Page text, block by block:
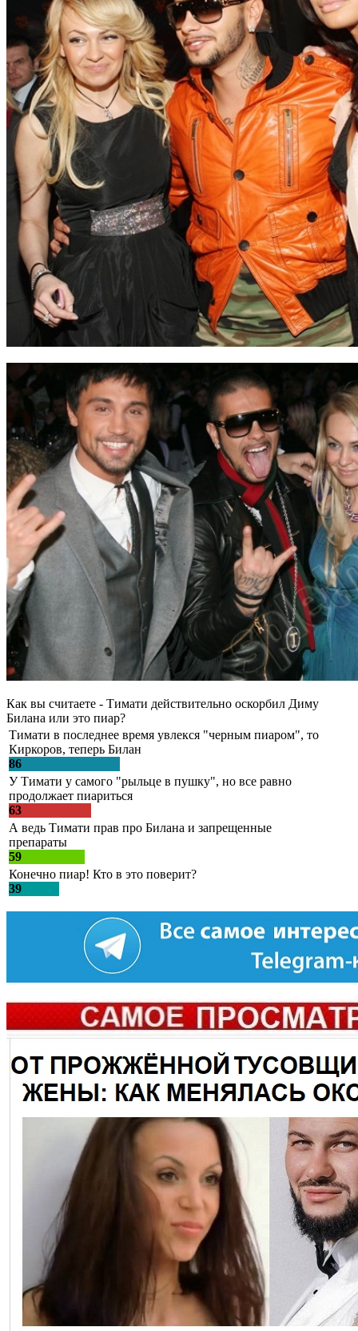
Как вы считаете - Тимати действительно оскорбил Диму
Билана или это пиар?
Тимати в последнее время увлекся "черным пиаром", то
Киркоров, теперь Билан
86
У Тимати у самого "рыльце в пушку", но все равно
продолжает пиариться
63
А ведь Тимати прав про Билана и запрещенные
препараты
59
Конечно пиар! Кто в это поверит?
39